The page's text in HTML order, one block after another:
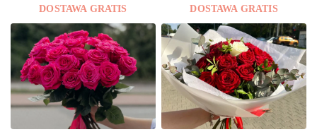
DOSTAWA GRATIS DOSTAWA GRATIS